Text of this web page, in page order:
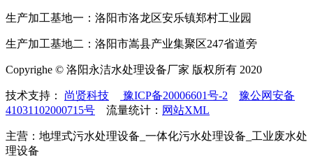
生产加工基地一：洛阳市洛龙区安乐镇郑村工业园
生产加工基地二：洛阳市嵩县产业集聚区247省道旁
Copyrighe © 洛阳永洁水处理设备厂家 版权所有 2020
技术支持： 尚贤科技 豫ICP备20006601号-2
豫公网安备
41031102000715号 流量统计： 网站XML
主营：地埋式污水处理设备_一体化污水处理设备_工业废水处
理设备